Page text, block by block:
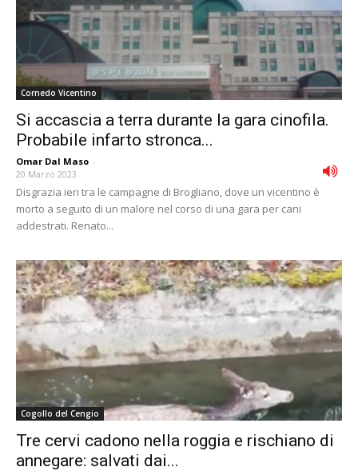
Cornedo Vicentino
Si accascia a terra durante la gara cinofila.
Probabile infarto stronca...
Omar Dal Maso -
20 Marzo 2023
Disgrazia ieri tra le campagne di Brogliano, dove un vicentino è
morto a seguito di un malore nel corso di una gara per cani
addestrati. Renato...
Cogollo del Cengio
Tre cervi cadono nella roggia e rischiano di
annegare: salvati dai...